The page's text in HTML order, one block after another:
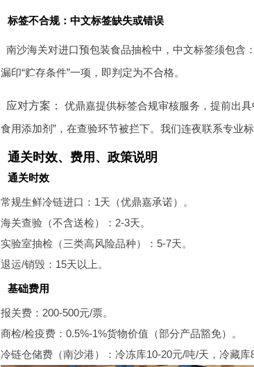
标签不合规：中文标签缺失或错误
南沙海关对进口预包装食品抽检中，中文标签须包含
漏印“贮存条件”一项，即判定为不合格。
应对方案：
优鼎嘉提供标签合规审核服务，提前出
食用添加剂”，在查验环节被拦下。我们连夜联系专业
通关时效、费用、政策说明
通关时效
常规生鲜冷链进口：1天（优鼎嘉承诺）。
海关查验（不含送检）：2-3天。
实验室抽检（三类高风险品种）：5-7天。
退运/销毁：15天以上。
基础费用
报关费：200-500元/票。
商检/检疫费：0.5%-1%货物价值（部分产品豁免）。
冷链仓储费（南沙港）：冷冻库10-20元/吨/天，冷藏库